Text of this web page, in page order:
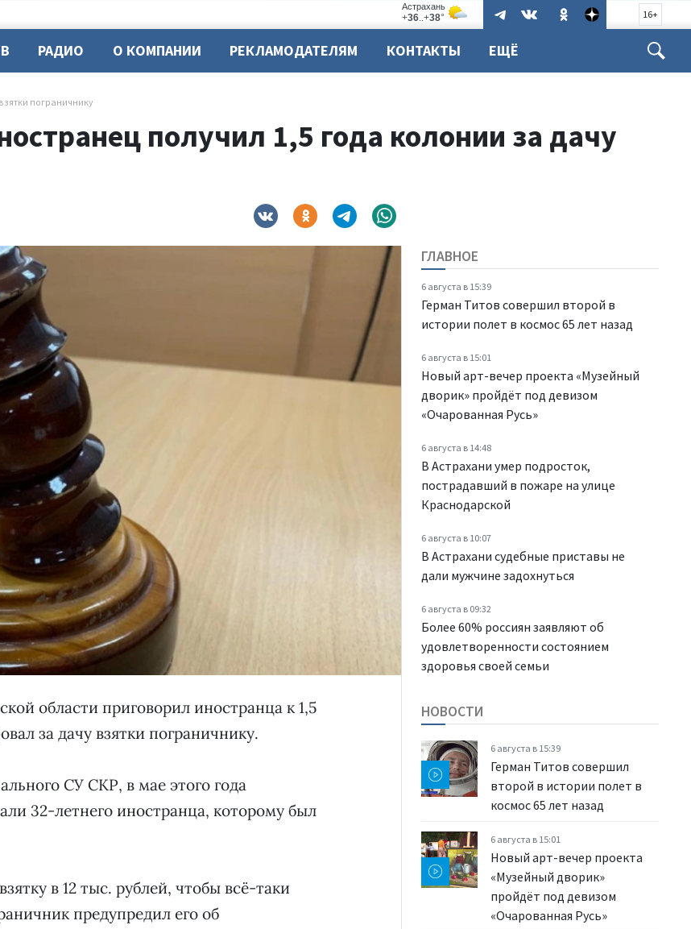
16+
РАДИО О КОМПАНИИ РЕКЛАМОДАТЕЛЯМ КОНТАКТЫ ЕЩЁ
пограничнику
получил 1,5 года колонии за дачу
ГЛАВНОЕ
6 августа в 15:39
Герман Титов совершил второй в
истории полет в космос 65 лет назад
6 августа в 15:01
Новый арт-вечер проекта «Музейный
дворик» пройдёт под девизом
«Очарованная Русь»
6 августа в 14:48
В Астрахани умер подросток,
пострадавший в пожаре на улице
Краснодарской
6 августа в 10:07
В Астрахани судебные приставы не
дали мужчине задохнуться
6 августа в 09:32
Более 60% россиян заявляют об
удовлетворенности состоянием
здоровья своей семьи
области приговорил иностранца к 1,5
за дачу взятки пограничнику.
СУ СКР, в мае этого года
32-летнего иностранца, которому был
в 12 тыс. рублей, чтобы всё-таки
предупредил его об
НОВОСТИ
6 августа в 15:39
Герман Титов совершил
второй в истории полет в
космос 65 лет назад
6 августа в 15:01
Новый арт-вечер проекта
«Музейный дворик»
пройдёт под девизом
«Очарованная Русь»